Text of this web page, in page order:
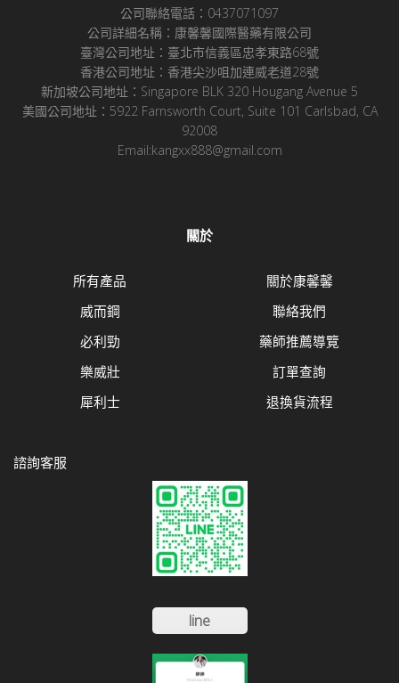
公司聯絡電話：0437071097
公司詳細名稱：康馨馨國際醫藥有限公司
臺灣公司地址：臺北市信義區忠孝東路68號
香港公司地址：香港尖沙咀加連威老道28號
新加坡公司地址：Singapore BLK 320 Hougang Avenue 5
美國公司地址：5922 Farnsworth Court, Suite 101 Carlsbad, CA
92008
Email:kangxx888@gmail.com
關於
所有產品
威而鋼
必利勁
樂威壯
犀利士
關於康馨馨
聯絡我們
藥師推薦導覽
訂單查詢
退換貨流程
諮詢客服
line